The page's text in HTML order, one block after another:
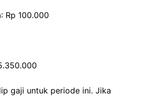
: Rp 100.000
gaji untuk periode ini. Jika